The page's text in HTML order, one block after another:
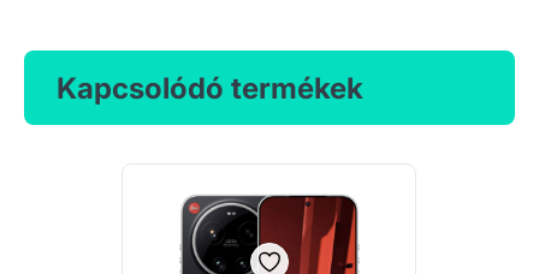
Kapcsolódó termékek